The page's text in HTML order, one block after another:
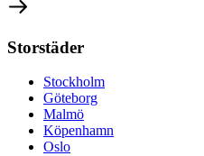
Storstäder
Stockholm
Göteborg
Malmö
Köpenhamn
Oslo